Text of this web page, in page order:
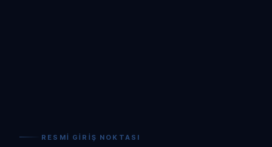
RESMI GIRIŞ NOKTASI